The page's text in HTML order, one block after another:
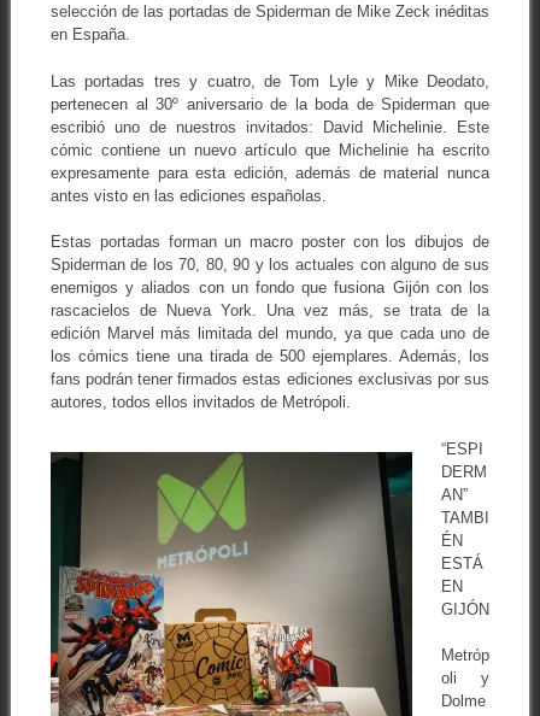
selección de las portadas de Spiderman de Mike Zeck inéditas
en España.
Las portadas tres y cuatro, de Tom Lyle y Mike Deodato,
pertenecen al 30º aniversario de la boda de Spiderman que
escribió uno de nuestros invitados: David Michelinie. Este
cómic contiene un nuevo artículo que Michelinie ha escrito
expresamente para esta edición, además de material nunca
antes visto en las ediciones españolas.
Estas portadas forman un macro poster con los dibujos de
Spiderman de los 70, 80, 90 y los actuales con alguno de sus
enemigos y aliados con un fondo que fusiona Gijón con los
rascacielos de Nueva York. Una vez más, se trata de la
edición Marvel más limitada del mundo, ya que cada uno de
los cómics tiene una tirada de 500 ejemplares. Además, los
fans podrán tener firmados estas ediciones exclusivas por sus
autores, todos ellos invitados de Metrópoli.
“ESPI
DERM
AN”
TAMBI
ÉN
ESTÁ
EN
GIJÓN
Metróp
oli y
Dolme